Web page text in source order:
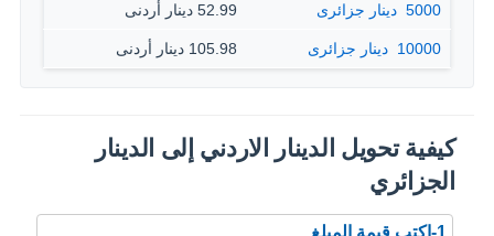
5000 ‏ دينار جزائرى 52.99 دينار أردنى
10000 ‏ دينار جزائرى 105.98 دينار أردنى
كيفية تحويل الدينار الاردني إلى الدينار
الجزائري
1-اكتب قيمة المبلغ